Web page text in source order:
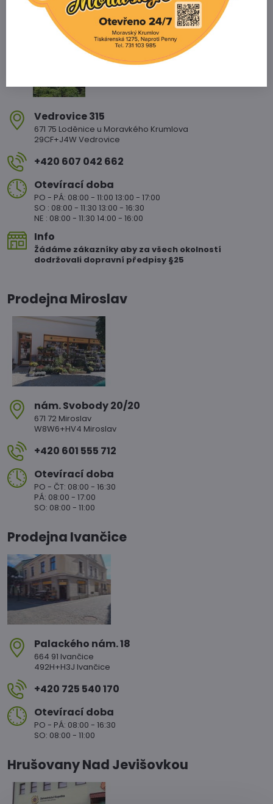
Zahradnictví Vedrovice
Vedrovice 315
671 75 Loděnice u Moravkého Krumlova
29CF+J4W Vedrovice
+420 607 042 662
Otevírací doba
PO - PÁ: 08:00 - 11:00 13:00 - 17:00
SO : 08:00 - 11:30 13:00 - 16:30
NE : 08:00 - 11:30 14:00 - 16:00
Info
Žádáme zákazníky aby za všech okolností
dodržovali dopravní předpisy §25
Prodejna Miroslav
nám​. Svobody 20/20
671 72 Miroslav
W8W6+HV4 Miroslav
+420 601 555 712
Otevírací doba
PO - ČT: 08:00 - 16:30
PÁ: 08:00 - 17:00
SO: 08:00 - 11:00
Prodejna Ivančice
Palackého nám​. 18
664 91 Ivančice
492H+H3J Ivančice
+420 725 540 170
Otevírací doba
PO - PÁ: 08:00 - 16:30
SO: 08:00 - 11:00
Hrušovany Nad Jevišovkou